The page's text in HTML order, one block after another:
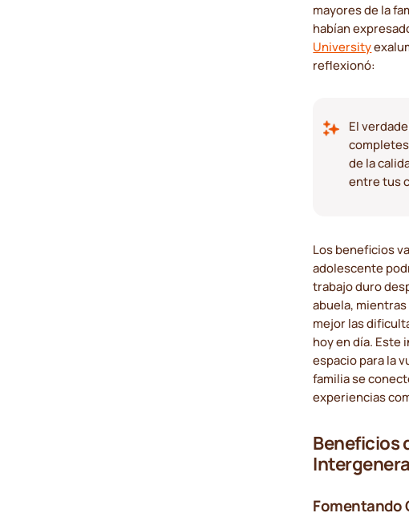
mayores de la
habían
University
reflexionó:
El
de la
entre tus
Los beneficios
adolescente
trabajo duro
abuela,
mejor las
hoy en día. Este
espacio para la
familia se
experiencias
Beneficios
Fomentando